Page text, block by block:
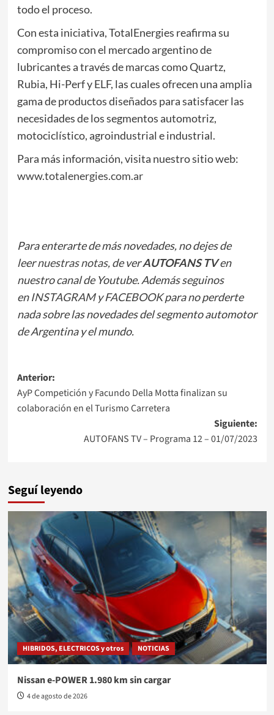
todo el proceso.
Con esta iniciativa, TotalEnergies reafirma su
compromiso con el mercado argentino de
lubricantes a través de marcas como Quartz,
Rubia, Hi-Perf y ELF, las cuales ofrecen una amplia
gama de productos diseñados para satisfacer las
necesidades de los segmentos automotriz,
motociclístico, agroindustrial e industrial.
Para más información, visita nuestro sitio web:
www.totalenergies.com.ar
Para enterarte de más novedades, no dejes de
leernuestras notas, de ver AUTOFANS TVen
nuestro canal de Youtube. Además seguinos
enINSTAGRAMyFACEBOOKpara no perderte
nada sobre las novedades del segmento automotor
de Argentina y el mundo.
Navegación
de
entradas
Anterior:
AyP Competición y Facundo Della Motta finalizan su
colaboración en el Turismo Carretera
Siguiente:
AUTOFANS TV – Programa 12 – 01/07/2023
Seguí leyendo
HIBRIDOS, ELECTRICOS y otros NOTICIAS
Nissan e-POWER 1.980 km sin cargar
4 de agosto de 2026